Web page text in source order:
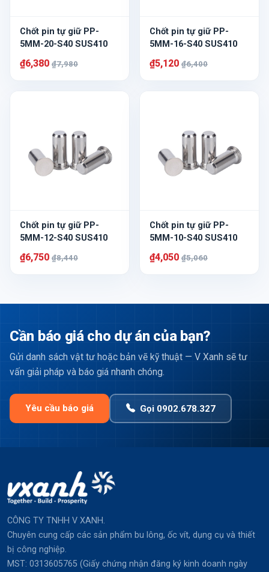
Chốt pin tự giữ PP-
5MM-20-S40 SUS410
₫6,380 ₫7,980
Chốt pin tự giữ PP-
5MM-16-S40 SUS410
₫5,120 ₫6,400
Chốt pin tự giữ PP-
5MM-12-S40 SUS410
₫6,750 ₫8,440
Chốt pin tự giữ PP-
5MM-10-S40 SUS410
₫4,050 ₫5,060
Cần báo giá cho dự án của bạn?
Gửi danh sách vật tư hoặc bản vẽ kỹ thuật — V Xanh sẽ tư
vấn giải pháp và báo giá nhanh chóng.
Yêu cầu báo giá Gọi 0902.678.327
CÔNG TY TNHH V XANH.
Chuyên cung cấp các sản phẩm bu lông, ốc vít, dụng cụ và thiết
bị công nghiệp.
MST: 0313605765 (Giấy chứng nhận đăng ký kinh doanh ngày